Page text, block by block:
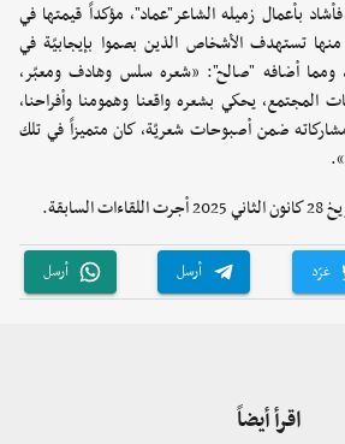
بأعمال زميله الشاعر"عماد"، مؤكداً قيمتها في
تستهدف الأشخاص الذين بصموا بإيجابيّة في
ومما أضافه "صالح": «شعره سلس وهادف ومعبّر،
يحكي بشعره واقعنا وهمومنا وأفراحنا،
ضمن أصبوحات شعريّة، كان متميزاً في تلك
غرّد أرسل أرسل
اقرأ أيضاً